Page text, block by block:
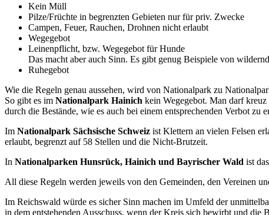
Kein Müll
Pilze/Früchte in begrenzten Gebieten nur für priv. Zwecke
Campen, Feuer, Rauchen, Drohnen nicht erlaubt
Wegegebot
Leinenpflicht, bzw. Wegegebot für Hunde
Das macht aber auch Sinn. Es gibt genug Beispiele von
Ruhegebot
Wie die Regeln genau aussehen, wird von Nationalpark zu
So gibt es im Nationalpark Hainich kein Wegegebot. Man darf
durch die Bestände, wie es auch bei einem entsprechenden Verbot zu
Im Nationalpark Sächsische Schweiz ist Klettern an vielen Felsen
erlaubt, begrenzt auf 58 Stellen und die Nicht-Brutzeit.
In Nationalparken Hunsrück, Hainich und Bayrischer Wald ist
All diese Regeln werden jeweils von den Gemeinden, den Vereinen
Im Reichswald würde es sicher Sinn machen im Umfeld der
in dem entstehenden Ausschuss, wenn der Kreis sich bewirbt und die